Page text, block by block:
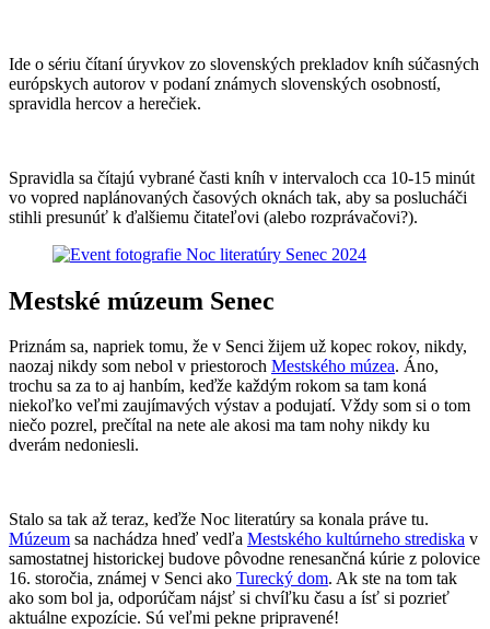
Ide o sériu čítaní úryvkov zo slovenských prekladov kníh súčasných
európskych autorov v podaní známych slovenských osobností,
spravidla hercov a herečiek.
Spravidla sa čítajú vybrané časti kníh v intervaloch cca 10-15 minút
vo vopred naplánovaných časových oknách tak, aby sa poslucháči
stihli presunúť k ďalšiemu čitateľovi (alebo rozprávačovi?).
Mestské múzeum Senec
Priznám sa, napriek tomu, že v Senci žijem už kopec rokov, nikdy,
naozaj nikdy som nebol v priestoroch Mestského múzea. Áno,
trochu sa za to aj hanbím, keďže každým rokom sa tam koná
niekoľko veľmi zaujímavých výstav a podujatí. Vždy som si o tom
niečo pozrel, prečítal na nete ale akosi ma tam nohy nikdy ku
dverám nedoniesli.
Stalo sa tak až teraz, keďže Noc literatúry sa konala práve tu.
Múzeum sa nachádza hneď vedľa Mestského kultúrneho strediska v
samostatnej historickej budove pôvodne renesančná kúrie z polovice
16. storočia, známej v Senci ako Turecký dom. Ak ste na tom tak
ako som bol ja, odporúčam nájsť si chvíľku času a ísť si pozrieť
aktuálne expozície. Sú veľmi pekne pripravené!